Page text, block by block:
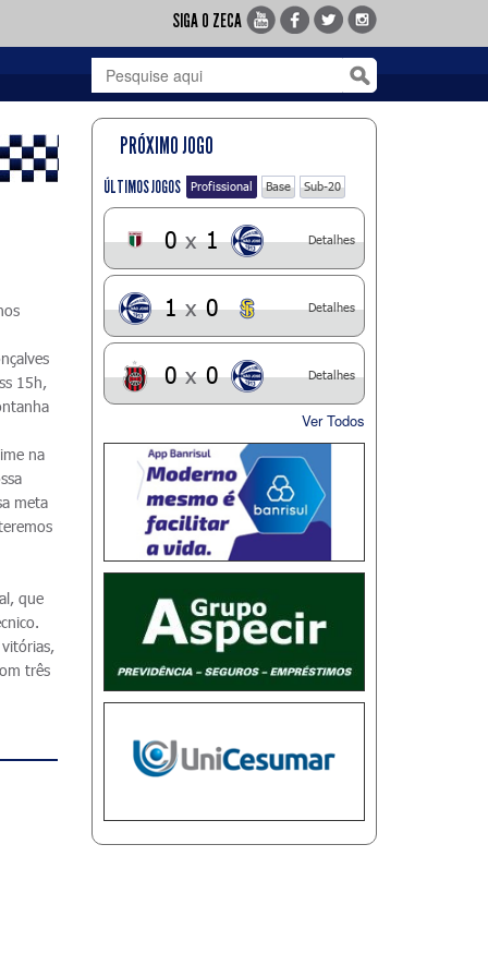
SIGA O ZECA
15h,
na
meta
que
três
PRÓXIMO JOGO
ÚLTIMOS JOGOS Profissional Base Sub-20
0 x 1 Detalhes
1 x 0 Detalhes
0 x 0 Detalhes
Ver Todos